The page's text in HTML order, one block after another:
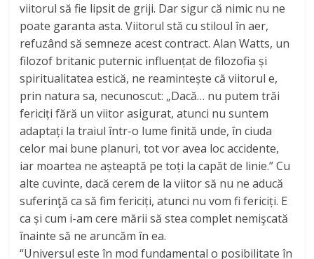
viitorul să fie lipsit de griji. Dar sigur că nimic nu ne
poate garanta asta. Viitorul stă cu stiloul în aer,
refuzând să semneze acest contract. Alan Watts, un
filozof britanic puternic influențat de filozofia și
spiritualitatea estică, ne reamintește că viitorul e,
prin natura sa, necunoscut: „Dacă… nu putem trăi
fericiți fără un viitor asigurat, atunci nu suntem
adaptați la traiul într-o lume finită unde, în ciuda
celor mai bune planuri, tot vor avea loc accidente,
iar moartea ne așteaptă pe toți la capăt de linie.” Cu
alte cuvinte, dacă cerem de la viitor să nu ne aducă
suferinţă ca să fim fericiți, atunci nu vom fi fericiți. E
ca și cum i-am cere mării să stea complet nemişcată
înainte să ne aruncăm în ea.
“Universul este în mod fundamental o posibilitate în